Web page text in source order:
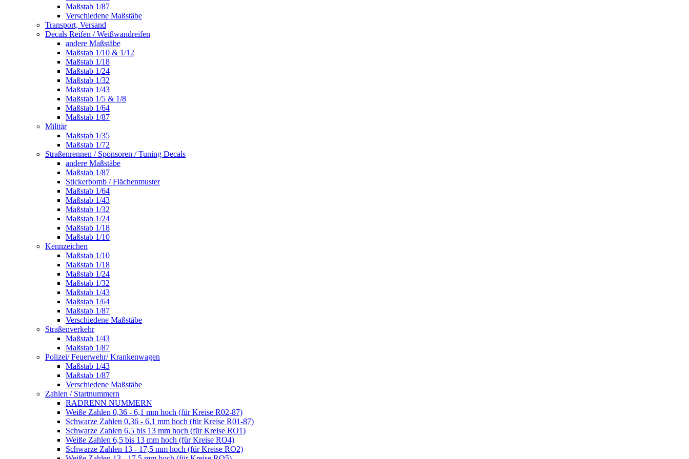
Maßstab 1/87
Verschiedene Maßstäbe
Transport, Versand
Decals Reifen / Weißwandreifen
andere Maßstäbe
Maßstab 1/10 & 1/12
Maßstab 1/18
Maßstab 1/24
Maßstab 1/32
Maßstab 1/43
Maßstab 1/5 & 1/8
Maßstab 1/64
Maßstab 1/87
Militär
Maßstab 1/35
Maßstab 1/72
Straßenrennen / Sponsoren / Tuning Decals
andere Maßstäbe
Maßstab 1/87
Stickerbomb / Flächenmuster
Maßstab 1/64
Maßstab 1/43
Maßstab 1/32
Maßstab 1/24
Maßstab 1/18
Maßstab 1/10
Kennzeichen
Maßstab 1/10
Maßstab 1/18
Maßstab 1/24
Maßstab 1/32
Maßstab 1/43
Maßstab 1/64
Maßstab 1/87
Verschiedene Maßstäbe
Straßenverkehr
Maßstab 1/43
Maßstab 1/87
Polizei/ Feuerwehr/ Krankenwagen
Maßstab 1/43
Maßstab 1/87
Verschiedene Maßstäbe
Zahlen / Startnummern
RADRENN NUMMERN
Weiße Zahlen 0,36 - 6,1 mm hoch (für Kreise R02-87)
Schwarze Zahlen 0,36 - 6,1 mm hoch (für Kreise R01-87)
Schwarze Zahlen 6,5 bis 13 mm hoch (für Kreise RO1)
Weiße Zahlen 6,5 bis 13 mm hoch (für Kreise RO4)
Schwarze Zahlen 13 - 17,5 mm hoch (für Kreise RO2)